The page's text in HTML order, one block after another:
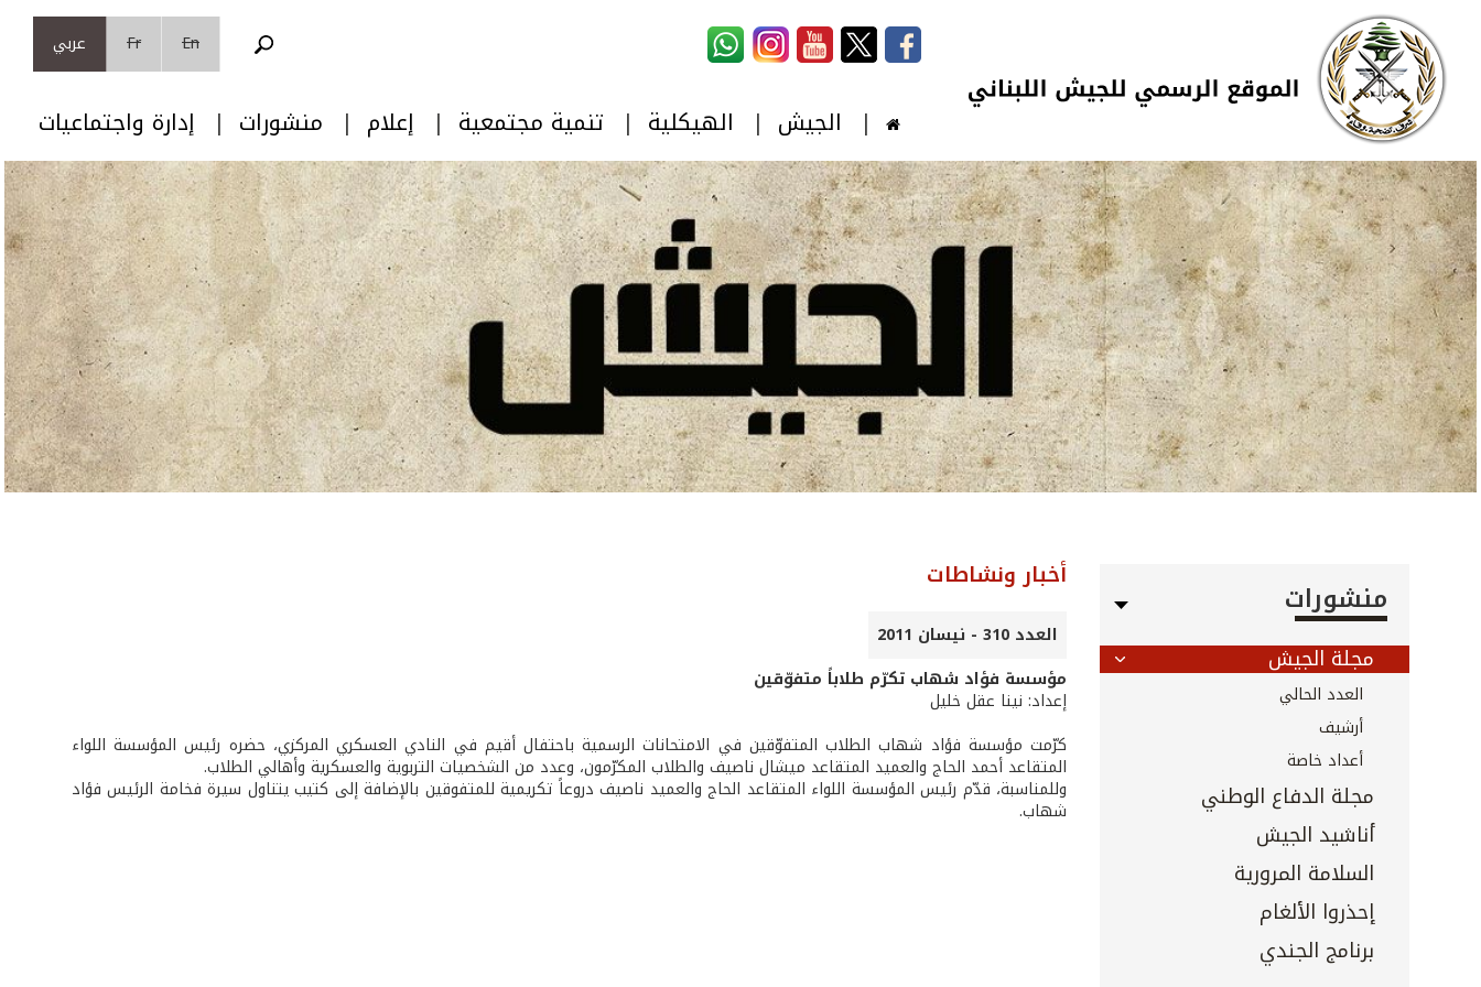
تجاوز إلى المحتوى الرئيسي
Skip to navigation
En
Fr عربي
الجيش الهيكلية تنمية مجتمعية إعلام منشورات إدارة واجتماعيات
منشورات
مجلة الجيش
العدد الحالي
أرشيف
أعداد خاصة
مجلة الدفاع الوطني
أناشيد الجيش
السلامة المرورية
إحذروا الألغام
برنامج الجندي
أخبار ونشاطات
العدد 310 - نيسان 2011
مؤسسة فؤاد شهاب تكرّم طلاباً متفوّقين
إعداد: نينا عقل خليل
كرّمت مؤسسة فؤاد شهاب الطلاب المتفوّقين في الامتحانات الرسمية باحتفال أقيم في النادي العسكري المركزي، حضره رئيس المؤسسة اللواء
المتقاعد أحمد الحاج والعميد المتقاعد ميشال ناصيف والطلاب المكرّمون، وعدد من الشخصيات التربوية والعسكرية وأهالي الطلاب.
وللمناسبة، قدّم رئيس المؤسسة اللواء المتقاعد الحاج والعميد ناصيف دروعاً تكريمية للمتفوقين بالإضافة إلى كتيب يتناول سيرة فخامة الرئيس فؤاد
شهاب.